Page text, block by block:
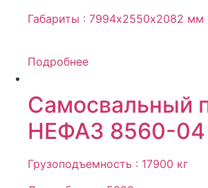
Габариты : 7994х2550х2082 мм
Подробнее
Самосвальный
НЕФАЗ 8560-04
Грузоподъемность : 17900 кг